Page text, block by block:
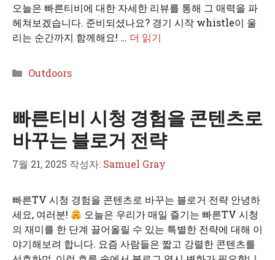
오늘은 빠른티비에 대한 자세한 리뷰를 통해 그 매력을 파
헤쳐보겠습니다. 준비되셨나요? 경기 시작 whistle이 울
리는 순간까지 함께해요! … 더 읽기
카
리
Outdoors
빠른티비 시청 경험을 콘텐츠로
바꾸는 블로거 전략
7월 21, 2025 작성자: Samuel Gray
빠른TV 시청 경험을 콘텐츠로 바꾸는 블로거 전략 안녕하
세요, 여러분!
오늘은 우리가 매일 즐기는 빠른TV 시청
의 재미를 한 단계 끌어올릴 수 있는 특별한 전략에 대해 이
야기해보려 합니다. 요즘 사람들은 짧고 강렬한 콘텐츠를